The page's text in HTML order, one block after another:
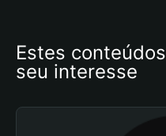
Estes
seu interesse